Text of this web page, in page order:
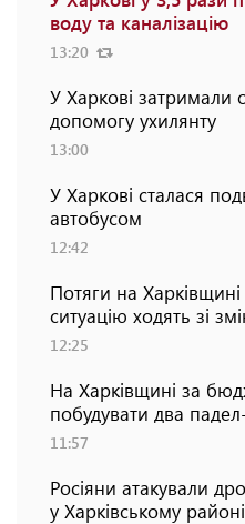
воду та каналізацію
13:20
У Харкові затримали
допомогу ухилянту
13:00
У Харкові сталася
автобусом
12:42
Потяги на
ситуацію ходять зі
12:25
На Харківщині за
побудувати два
11:57
Росіяни атакували
у Харківському районі